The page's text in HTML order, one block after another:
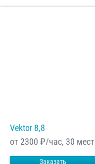
Vektor 8,8
от 2300 ₽/час, 30 мест
Заказать